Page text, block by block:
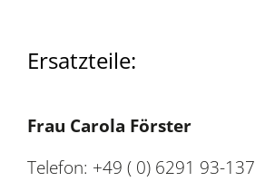
Ersatzteile:
Frau Carola Förster
Telefon: +49 ( 0) 6291 93-137